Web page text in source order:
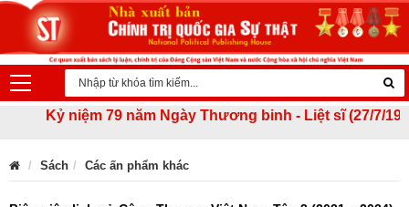
Kỷ niệm 79 năm Ngày Thương binh - Liệt sĩ (27/7/1947 -
Sách Các ấn phẩm khác